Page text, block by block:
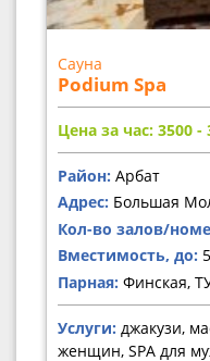
Сауна
Podium Spa
Цена за час: 3500 -
Район: Арбат
Адрес: Большая
Кол-во залов/
Вместимость, до:
Парная: Финская,
Услуги: джакузи,
женщин, SPA для